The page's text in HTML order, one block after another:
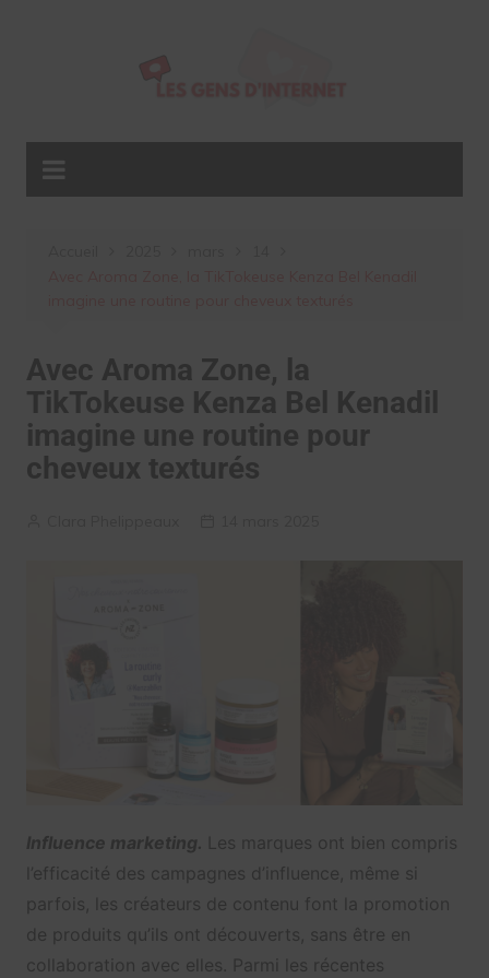
Avec Aroma Zone, la
TikTokeuse Kenza Bel Kenadil
imagine une routine pour
cheveux texturés
Influence marketing. Les marques ont bien compris
l’efficacité des campagnes d’influence, même si
parfois, les créateurs de contenu font la promotion
de produits qu’ils ont découverts, sans être en
collaboration avec elles. Parmi les récentes